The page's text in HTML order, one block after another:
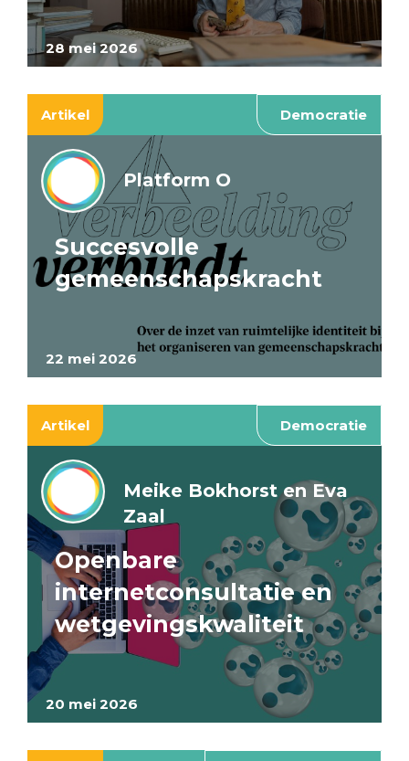
28 mei 2026
Artikel Democratie
22 mei 2026
Platform O
Succesvolle
gemeenschapskracht
Artikel Democratie
20 mei 2026
Meike Bokhorst en Eva
Zaal
Openbare
internetconsultatie en
wetgevingskwaliteit